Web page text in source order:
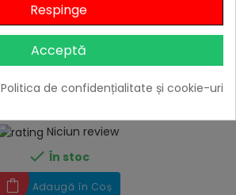
35 x 1,2 cm 90314
Niciun review
 În stoc
Adaugă în Coș
Respinge
Acceptă
Politica de confidențialitate și cookie-uri